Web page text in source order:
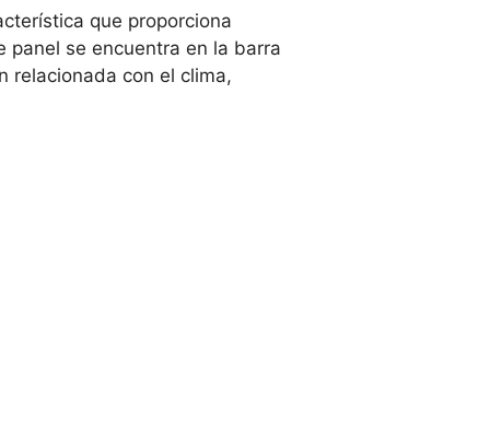
que proporciona
panel se encuentra en la barra
relacionada con el clima,